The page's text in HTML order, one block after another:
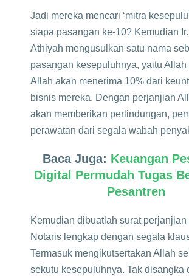
Jadi mereka mencari ‘mitra
siapa pasangan ke-10? Kemudian
Athiyah mengusulkan satu nama
pasangan kesepuluhnya, yaitu Allah
Allah akan menerima 10% dari
bisnis mereka. Dengan perjanjian
akan memberikan perlindungan,
perawatan dari segala wabah
Baca Juga: Keuangan
Digital Permudah Tugas
Pesantren
Kemudian dibuatlah surat
Notaris lengkap dengan segala
Termasuk mengikutsertakan Allah
sekutu kesepuluhnya. Tak disangka